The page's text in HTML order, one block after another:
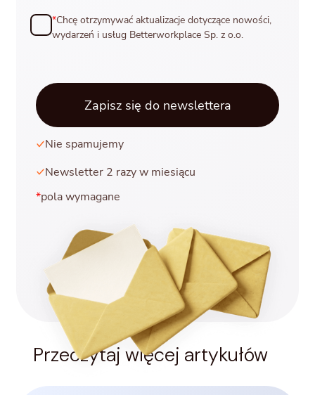
*Chcę otrzymywać aktualizacje dotyczące nowości,
wydarzeń i usług Betterworkplace Sp. z o.o.
Nie spamujemy
Newsletter 2 razy w miesiącu
*pola wymagane
Przeczytaj więcej artykułów